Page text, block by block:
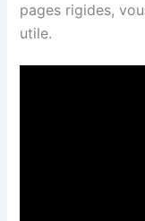
pages rigides,
utile.